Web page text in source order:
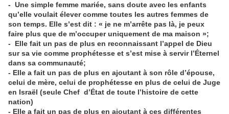
- Une simple femme mariée, sans doute avec les enfants
qu’elle voulait élever comme toutes les autres femmes de
son temps. Elle s’est dit : « je ne m’arrête pas là, je peux
faire plus que de m’occuper uniquement de ma maison »;
- Elle fait un pas de plus en reconnaissant l’appel de Dieu
sur sa vie comme prophétesse et s’est mise à servir l’Éternel
dans sa communauté;
- Elle a fait un pas de plus en ajoutant à son rôle d’épouse,
celui de mère, celui de prophétesse en plus de celui de Juge
en Israël (seule Chef d’État de toute l’histoire de cette
nation)
- Elle a fait un pas de plus en ajoutant à ces différentes